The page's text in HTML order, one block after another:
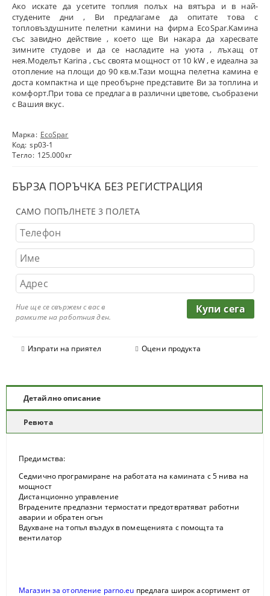
Ако искате да усетите топлия полъх на вятъра и в най-
студените дни , Ви предлагаме да опитате това с
топловъздушните пелетни камини на фирма EcoSpar.Kамина
със завидно действие , което ще Ви накара да харесвате
зимните студове и да се насладите на уюта , лъхащ от
нея.Моделът Karina , със своята мощност от 10 kW , e идеална за
отопление на площи до 90 кв.м.Тази мощна пелетна камина е
доста компактна и ще преобърне представите Ви за топлина и
комфорт.При това се предлага в различни цветове, съобразени
с Вашия вкус.
Марка: EcoSpar
Код: sp03-1
Тегло: 125.000кг
БЪРЗА ПОРЪЧКА БЕЗ РЕГИСТРАЦИЯ
САМО ПОПЪЛНЕТЕ 3 ПОЛЕТА
Ние ще се свържем с вас в
рамките на работния ден.
Изпрати на приятел Оцени продукта
Детайлно описание
Ревюта
Предимства:
Седмично програмиране на работата на камината с 5 нива на
мощност
Дистанционно управление
Вградените предпазни термостати предотвратяват работни
аварии и обратен огън
Вдухване на топъл въздух в помещенията с помощта та
вентилатор
Магазин за отопление parno.eu предлага широк асортимент от